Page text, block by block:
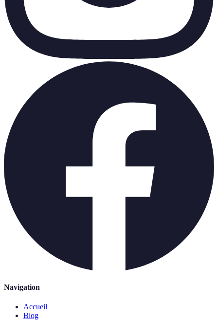
Navigation
Accueil
Blog